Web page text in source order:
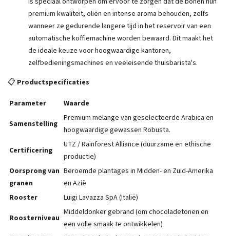
premium kwaliteit, oliën en intense aroma behouden, zelfs
wanneer ze gedurende langere tijd in het reservoir van een
automatische koffiemachine worden bewaard. Dit maakt het
de ideale keuze voor hoogwaardige kantoren,
zelfbedieningsmachines en veeleisende thuisbarista's.
📋 Productspecificaties
Parameter
Waarde
Samenstelling
Premium melange van geselecteerde Arabica en
hoogwaardige gewassen Robusta.
Certificering
UTZ / Rainforest Alliance (duurzame en ethische
productie)
Oorsprong van
granen
Beroemde plantages in Midden- en Zuid-Amerika
en Azië
Rooster
Luigi Lavazza SpA (Italië)
Roosterniveau
Middeldonker gebrand (om chocoladetonen en
een volle smaak te ontwikkelen)